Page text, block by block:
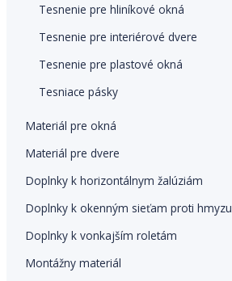
Tesnenie pre hliníkové okná
Tesnenie pre interiérové dvere
Tesnenie pre plastové okná
Tesniace pásky
Materiál pre okná
Materiál pre dvere
Doplnky k horizontálnym žalúziám
Doplnky k okenným sieťam proti hmyzu
Doplnky k vonkajším roletám
Montážny materiál